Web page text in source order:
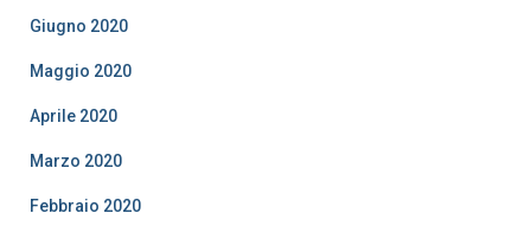
Giugno 2020
Maggio 2020
Aprile 2020
Marzo 2020
Febbraio 2020